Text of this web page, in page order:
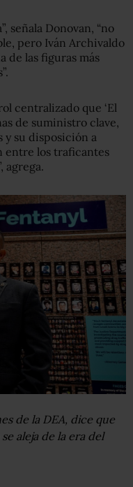
señala Donovan, “no
pero Iván Archivaldo
de las figuras más
centralizado que ‘El
de suministro clave,
y su disposición a
entre los traficantes
agrega.
de la DEA, dice que
aleja de la era del